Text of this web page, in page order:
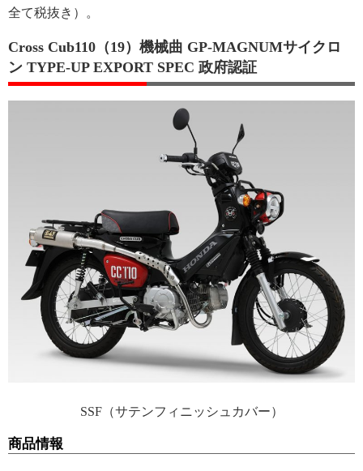
全て税抜き）。
Cross Cub110（19）機械曲 GP-MAGNUMサイクロ
ン TYPE-UP EXPORT SPEC 政府認証
SSF（サテンフィニッシュカバー）
商品情報